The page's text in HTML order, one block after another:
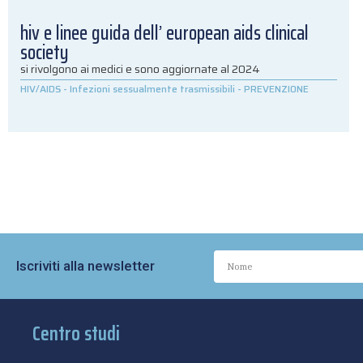
hiv e linee guida dell’ european aids clinical
society
si rivolgono ai medici e sono aggiornate al 2024
HIV/AIDS - Infezioni sessualmente trasmissibili - PREVENZIONE
Iscriviti alla newsletter
Centro studi